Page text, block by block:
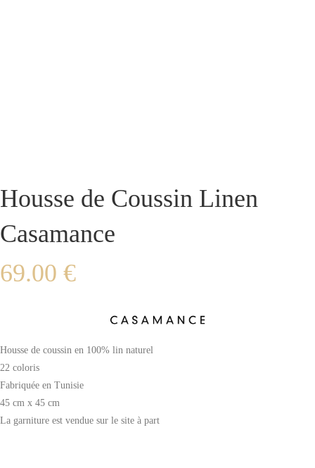
Housse de Coussin Linen
Casamance
69.00 €
Housse de coussin en 100% lin naturel
22 coloris
Fabriquée en Tunisie
45 cm x 45 cm
La garniture est vendue sur le site à part